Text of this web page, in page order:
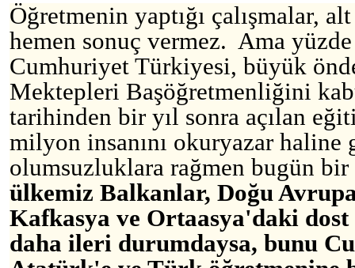
Öğretmenin yaptığı çalışmalar,
hemen sonuç vermez. Ama
Cumhuriyet Türkiyesi, büyük
Mektepleri Başöğretmenliğini
tarihinden bir yıl sonra açılan
milyon insanını okuryazar
olumsuzluklara rağmen bugün
ülkemiz Balkanlar, Doğu
Kafkasya ve Ortaasya'daki
daha ileri durumdaysa, bunu